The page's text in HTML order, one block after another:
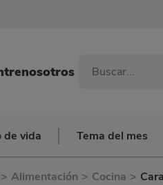
de vida Tema del mes
> Alimentación > Cocina >